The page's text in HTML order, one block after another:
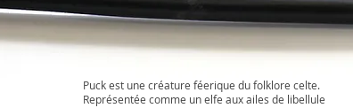
Puck est une créature féerique du folklore celte.
Représentée comme un elfe aux ailes de libellule